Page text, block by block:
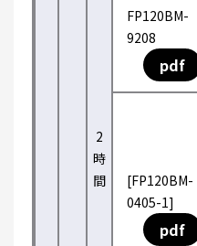
2
時
間
FP120BM-
9208
pdf
[FP120BM-
0405-1]
pdf